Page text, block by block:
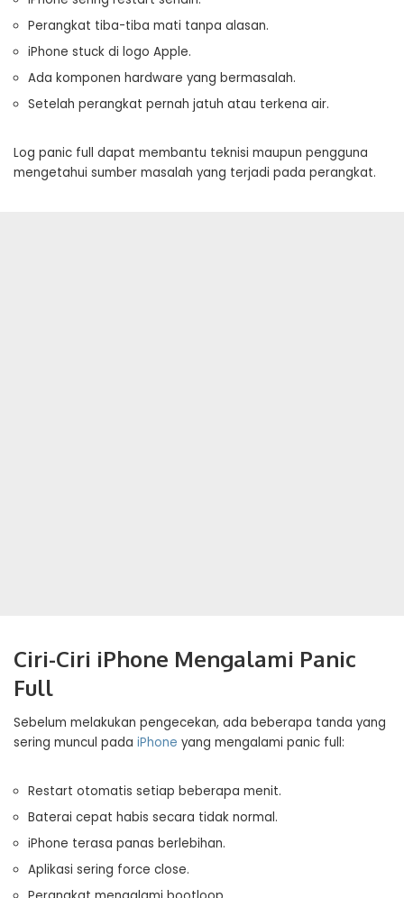
Perangkat tiba-tiba mati tanpa alasan.
iPhone stuck di logo Apple.
Ada komponen hardware yang bermasalah.
Setelah perangkat pernah jatuh atau terkena air.
Log panic full dapat membantu teknisi maupun pengguna
mengetahui sumber masalah yang terjadi pada perangkat.
Ciri-Ciri iPhone Mengalami Panic
Full
Sebelum melakukan pengecekan, ada beberapa tanda yang
sering muncul pada iPhone yang mengalami panic full:
Restart otomatis setiap beberapa menit.
Baterai cepat habis secara tidak normal.
iPhone terasa panas berlebihan.
Aplikasi sering force close.